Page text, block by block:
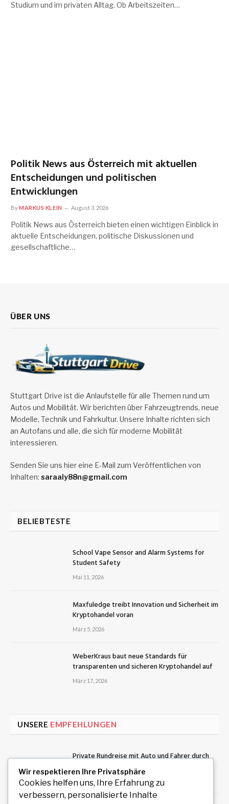
Studium und im privaten Alltag. Ob Arbeitszeiten…
Politik News aus Österreich mit aktuellen
Entscheidungen und politischen
Entwicklungen
ByMARKUS KLEIN August 3, 2026
Politik News aus Österreich bieten einen wichtigen Einblick in
aktuelle Entscheidungen, politische Diskussionen und
gesellschaftliche…
ÜBER UNS
Stuttgart Drive ist die Anlaufstelle für alle Themen rund um
Autos und Mobilität. Wir berichten über Fahrzeugtrends, neue
Modelle, Technik und Fahrkultur. Unsere Inhalte richten sich
an Autofans und alle, die sich für moderne Mobilität
interessieren.
Senden Sie uns hier eine E-Mail zum Veröffentlichen von
Inhalten: saraaly88n@gmail.com
BELIEBTESTE
School Vape Sensor and Alarm Systems for
Student Safety
Mai 11, 2026
Maxfuledge treibt Innovation und Sicherheit im
Kryptohandel voran
März 5, 2026
WeberKraus baut neue Standards für
transparenten und sicheren Kryptohandel auf
März 17, 2026
UNSERE EMPFEHLUNGEN
Private Rundreise mit Auto und Fahrer durch
Südindien planen
August 6, 2026
Wir respektieren Ihre Privatsphäre
Cookies helfen uns, Ihre Erfahrung zu
verbessern, personalisierte Inhalte